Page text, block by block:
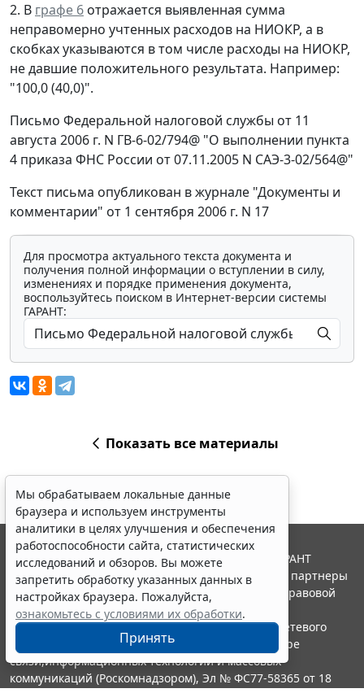
2. В графе 6 отражается выявленная сумма
неправомерно учтенных расходов на НИОКР, а в
скобках указываются в том числе расходы на НИОКР,
не давшие положительного результата. Например:
"100,0 (40,0)".
Письмо Федеральной налоговой службы от 11
августа 2006 г. N ГВ-6-02/794@ "О выполнении пункта
4 приказа ФНС России от 07.11.2005 N САЭ-3-02/564@"
Текст письма опубликован в журнале "Документы и
комментарии" от 1 сентября 2006 г. N 17
Для просмотра актуального текста документа и
получения полной информации о вступлении в силу,
изменениях и порядке применения документа,
воспользуйтесь поиском в Интернет-версии системы
ГАРАНТ:
Показать все материалы
Мы обрабатываем локальные данные
браузера и используем инструменты
аналитики в целях улучшения и обеспечения
работоспособности сайта, статистических
исследований и обзоров. Вы можете
запретить обработку указанных данных в
настройках браузера. Пожалуйста,
ознакомьтесь с условиями их обработки.
Принять
© ООО "НПП "ГАРАНТ-СЕРВИС", 2026. Система ГАРАНТ
выпускается с 1990 года. Компания "Гарант" и ее партнеры
являются участниками Российской ассоциации правовой
информации ГАРАНТ.
Портал ГАРАНТ.РУ зарегистрирован в качестве сетевого
издания Федеральной службой по надзору в сфере
связи,информационных технологий и массовых
коммуникаций (Роскомнадзором), Эл № ФС77-58365 от 18